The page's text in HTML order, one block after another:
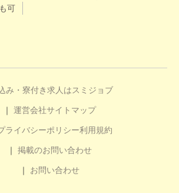
可
み・寮付き求人はスミジョブ
運営会社サイトマップ
ライバシーポリシー利用規約
掲載のお問い合わせ
お問い合わせ